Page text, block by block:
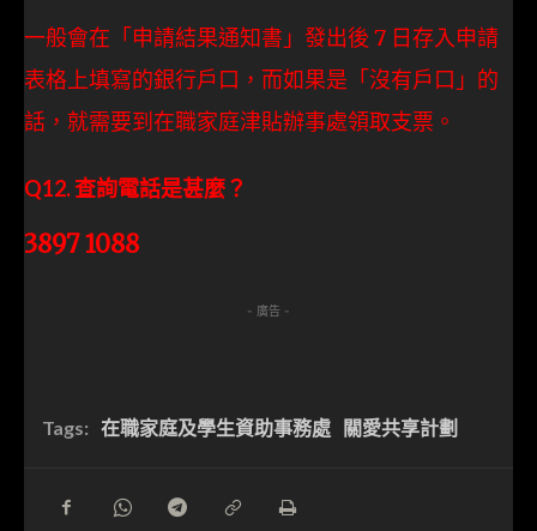
一般會在「申請結果通知書」發出後 7 日存入申請
表格上填寫的銀行戶口，而如果是「沒有戶口」的
話，就需要到在職家庭津貼辦事處領取支票。
Q12. 查詢電話是甚麼？
3897 1088
- 廣告 -
Tags: 在職家庭及學生資助事務處 關愛共享計劃